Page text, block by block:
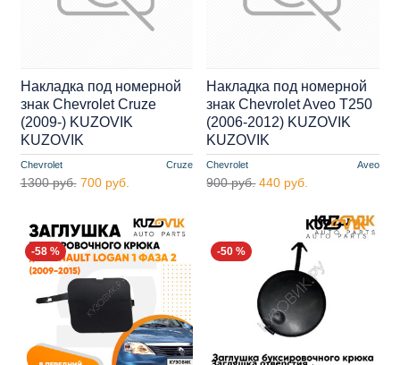
Chevrolet Cruze
Накладка под номерной
знак Chevrolet Cruze
(2009-) KUZOVIK
KUZOVIK
1300 руб. 700 руб.
Chevrolet Aveo
Накладка под номерной
знак Chevrolet Aveo T250
(2006-2012) KUZOVIK
KUZOVIK
900 руб. 440 руб.
-58 % -50 %